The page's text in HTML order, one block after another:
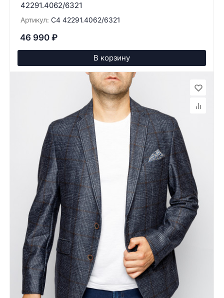
42291.4062/6321
Артикул: C4 42291.4062/6321
46 990 ₽
В корзину